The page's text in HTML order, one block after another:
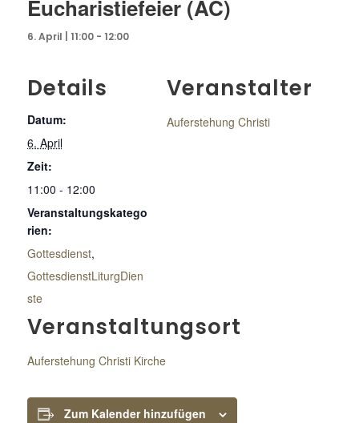
Eucharistiefeier (AC)
6. April | 11:00- 12:00
Details
Datum:
6. April
Zeit:
11:00 - 12:00
Veranstaltungskatego
rien:
Gottesdienst,
GottesdienstLiturgDien
ste
Veranstaltungsort
Auferstehung Christi Kirche
Veranstalter
Auferstehung Christi
Zum Kalender hinzufügen